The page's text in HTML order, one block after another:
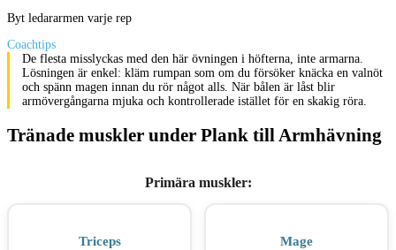
Byt ledararmen varje rep
Coachtips
De flesta misslyckas med den här övningen i höfterna, inte armarna.
Lösningen är enkel: kläm rumpan som om du försöker knäcka en valnöt
och spänn magen innan du rör något alls. När bålen är låst blir
armövergångarna mjuka och kontrollerade istället för en skakig röra.
Tränade muskler under Plank till Armhävning
Primära muskler:
Triceps Mage